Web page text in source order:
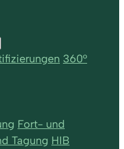
360°
Fort- und
Tagung HIB